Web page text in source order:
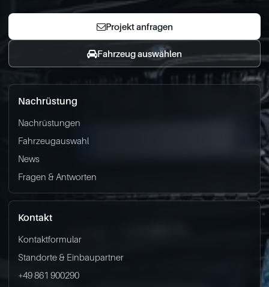
Projekt anfragen
Fahrzeug auswählen
Nachrüstung
Nachrüstungen
Fahrzeugauswahl
News
Fragen & Antworten
Kontakt
Kontaktformular
Standorte & Einbaupartner
+49 861 900290